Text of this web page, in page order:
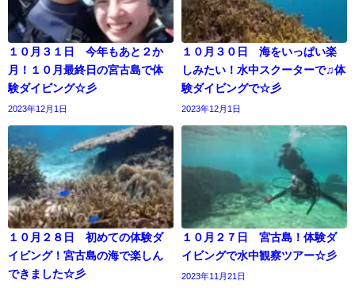
１０月３１日 今年もあと２か
月！１０月最終日の宮古島で体
験ダイビング☆彡
2023年12月1日
１０月３０日 海をいっぱい楽
しみたい！水中スクーターで♫体
験ダイビングで☆彡
2023年12月1日
１０月２８日 初めての体験ダ
イビング！宮古島の海で楽しん
できました☆彡
１０月２７日 宮古島！体験ダ
イビングで水中観察ツアー☆彡
2023年11月21日